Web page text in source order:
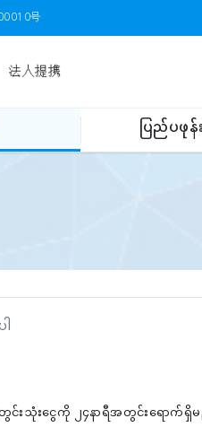
号
法人提携
ပြည်ပဖု
တွင်းသုံးငွေကို ၂၄နာရီအတွင်းရောက်ရှိ